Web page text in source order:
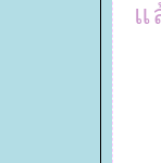
ล้